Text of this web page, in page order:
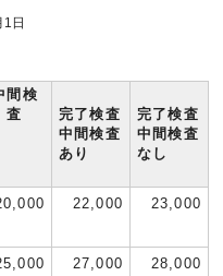
日
間検
査
完了検査
中間検査
あり
完了検査
中間検査
なし
22,000 23,000
27,000 28,000